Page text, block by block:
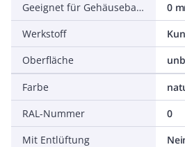
Geeignet für Gehäusebautiefe
0
Werkstoff
Oberfläche
Farbe
RAL-Nummer
0
Mit Entlüftung